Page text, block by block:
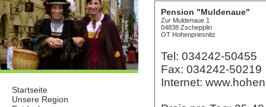
Startseite
Unsere Region
Pension "Muldenaue"
Zur Muldenaue 1
04838 Zschepplin
OT Hohenpriesnitz
Tel: 034242-50455
Fax: 034242-50219
Internet: